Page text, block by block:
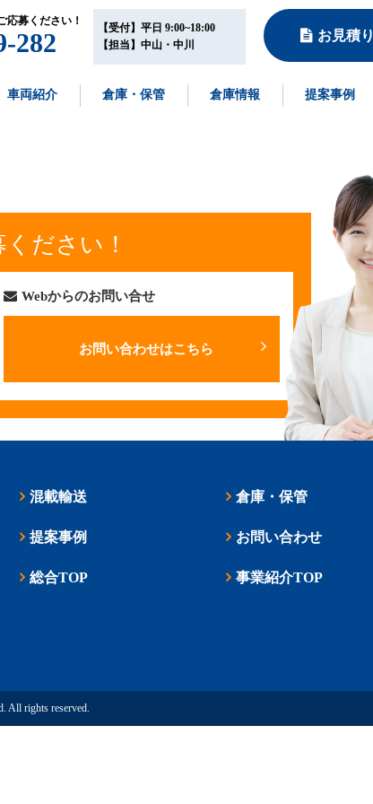
車両紹介 倉庫・保管 倉庫情報 提案事例
応募ください！
282
【受付】平日 9:00~18:00
【担当】中山・中川
お見積り
ださい！
Webからのお問い合せ
お問い合わせはこちら
混載輸送 倉庫・保管
提案事例 お問い合わせ
総合TOP 事業紹介TOP
All rights reserved.